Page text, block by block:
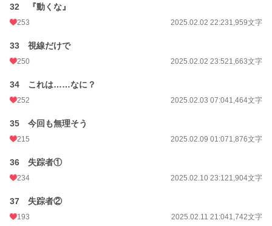
32 『動くな』
253 2025.02.02 22:231,959文字
33 視線だけで
250 2025.02.02 23:521,663文字
34 これは……なに？
252 2025.02.03 07:041,464文字
35 今回も無理そう
215 2025.02.09 01:071,876文字
36 失踪者①
234 2025.02.10 23:121,904文字
37 失踪者②
193 2025.02.11 21:041,742文字